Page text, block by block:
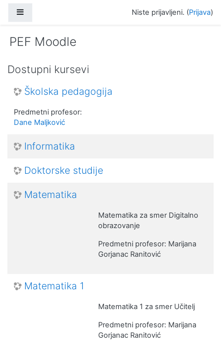
Niste prijavljeni. (Prijava)
PEF Moodle
Dostupni kursevi
Školska pedagogija
Predmetni profesor:
Dane Maljković
Informatika
Doktorske studije
Matematika
Matematika za smer Digitalno
obrazovanje
Predmetni profesor: Marijana
Gorjanac Ranitović
Matematika 1
Matematika 1 za smer Učitelj
Predmetni profesor: Marijana
Gorjanac Ranitović